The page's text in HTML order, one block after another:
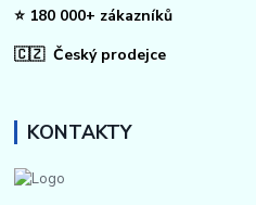
⭐ 180 000+ zákazníků
🇨🇿 Český prodejce
KONTAKTY